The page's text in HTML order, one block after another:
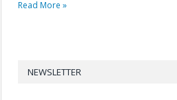
Read More »
NEWSLETTER